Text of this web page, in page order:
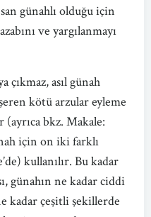
günahlı olduğu için
ve yargılanmayı
çıkmaz, asıl günah
kötü arzular eyleme
bkz. Makale:
için on iki farklı
kullanılır. Bu kadar
günahın ne kadar ciddi
kadar çeşitli şekillerde